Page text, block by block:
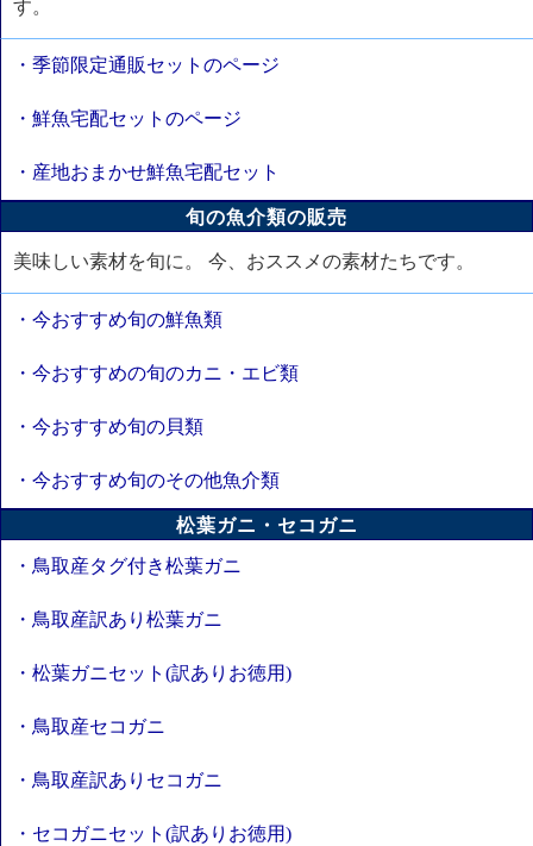
す。
・季節限定通販セットのページ
・鮮魚宅配セットのページ
・産地おまかせ鮮魚宅配セット
旬の魚介類の販売
美味しい素材を旬に。 今、おススメの素材たちです。
・今おすすめ旬の鮮魚類
・今おすすめの旬のカニ・エビ類
・今おすすめ旬の貝類
・今おすすめ旬のその他魚介類
松葉ガニ・セコガニ
・鳥取産タグ付き松葉ガニ
・鳥取産訳あり松葉ガニ
・松葉ガニセット(訳ありお徳用)
・鳥取産セコガニ
・鳥取産訳ありセコガニ
・セコガニセット(訳ありお徳用)